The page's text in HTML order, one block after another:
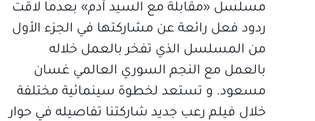
مسلسل «مقابلة مع السيد آدم» بعدما لاقت
ردود فعل رائعة عن مشاركتها في الجزء الأول
من المسلسل الذي تفخر بالعمل خلاله
بالعمل مع النجم السوري العالمي غسان
مسعود. و تستعد لخطوة سينمائية مختلفة
خلال فيلم رعب جديد شاركتنا تفاصيله في حوار